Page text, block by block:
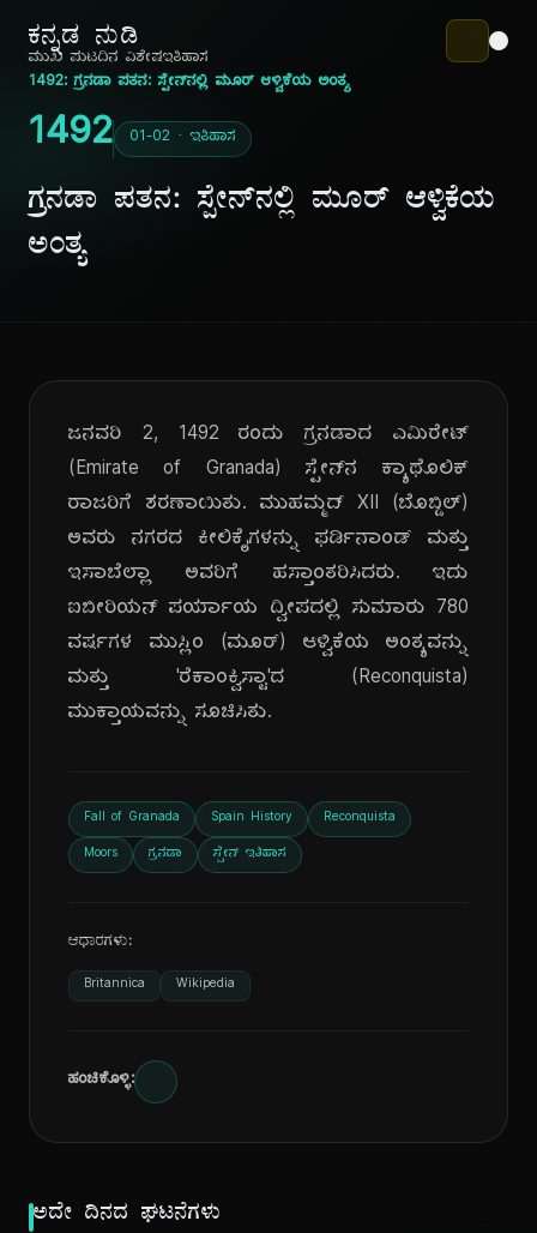
ಕನ್ನಡ ನುಡಿ
ಮುಖ ಪುಟದಿನ ವಿಶೇಷಇತಿಹಾಸ
1492: ಗ್ರನಡಾ ಪತನ: ಸ್ಪೇನ್‌ನಲ್ಲಿ ಮೂರ್ ಆಳ್ವಿಕೆಯ ಅಂತ್ಯ
1492 01-02 · ಇತಿಹಾಸ
ಗ್ರನಡಾ ಪತನ: ಸ್ಪೇನ್‌ನಲ್ಲಿ ಮೂರ್ ಆಳ್ವಿಕೆಯ
ಅಂತ್ಯ
ಜನವರಿ 2, 1492 ರಂದು ಗ್ರನಡಾದ ಎಮಿರೇಟ್
(Emirate of Granada) ಸ್ಪೇನ್‌ನ ಕ್ಯಾಥೊಲಿಕ್
ರಾಜರಿಗೆ ಶರಣಾಯಿತು. ಮುಹಮ್ಮದ್ XII (ಬೊಬ್ಡಿಲ್)
ಅವರು ನಗರದ ಕೀಲಿಕೈಗಳನ್ನು ಫರ್ಡಿನಾಂಡ್ ಮತ್ತು
ಇಸಾಬೆಲ್ಲಾ ಅವರಿಗೆ ಹಸ್ತಾಂತರಿಸಿದರು. ಇದು
ಐಬೀರಿಯನ್ ಪರ್ಯಾಯ ದ್ವೀಪದಲ್ಲಿ ಸುಮಾರು 780
ವರ್ಷಗಳ ಮುಸ್ಲಿಂ (ಮೂರ್) ಆಳ್ವಿಕೆಯ ಅಂತ್ಯವನ್ನು
ಮತ್ತು 'ರೆಕಾಂಕ್ವಿಸ್ಟಾ'ದ (Reconquista)
ಮುಕ್ತಾಯವನ್ನು ಸೂಚಿಸಿತು.
Fall of Granada Spain History Reconquista
Moors ಗ್ರನಡಾ ಸ್ಪೇನ್ ಇತಿಹಾಸ
ಆಧಾರಗಳು:
Britannica Wikipedia
ಹಂಚಿಕೊಳ್ಳಿ:
ಅದೇ ದಿನದ ಘಟನೆಗಳು